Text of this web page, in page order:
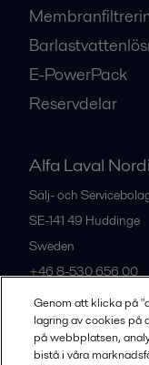
E-PowerPack
Reservdelar
Alfa Laval
Sälj- och
SE-141 49 Huddinge
Sweden
+46 8-530 656 00
Alla kontor
Genom att klicka på
lagring av cookies på
på webbplatsen,
bistå i våra